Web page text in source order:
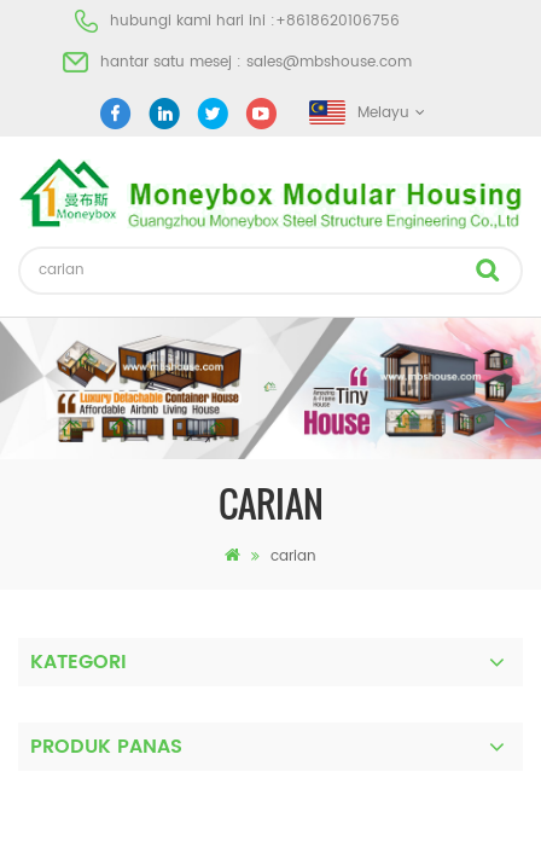
hubungi kami hari ini :+8618620106756
hantar satu mesej : sales@mbshouse.com
Melayu
CARIAN
carian
KATEGORI
PRODUK PANAS